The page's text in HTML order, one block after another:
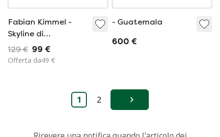
Fabian Kimmel -
Skyline di
Manhattan (New
York)
129 € 99 €
Offerta da49 €
- Guatemala
600 €
1 2 Avanti